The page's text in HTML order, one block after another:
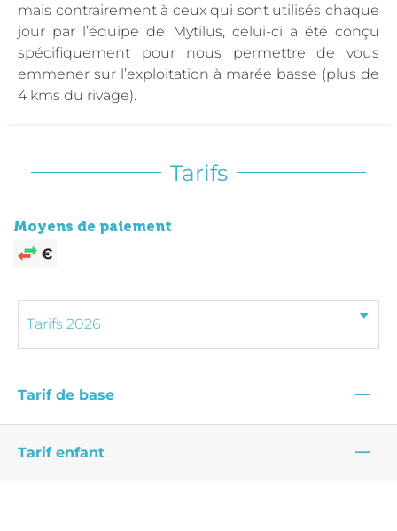
mais contrairement à ceux qui sont utilisés chaque
jour par l’équipe de Mytilus, celui-ci a été conçu
spécifiquement pour nous permettre de vous
emmener sur l’exploitation à marée basse (plus de
4 kms du rivage).
Tarifs
Moyens de paiement
Tarif de base —
Tarif enfant —